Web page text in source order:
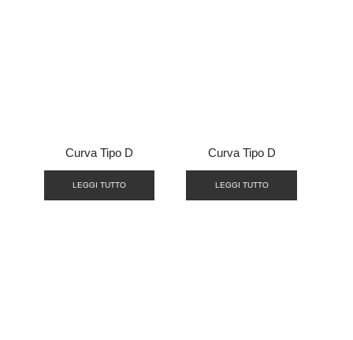
Curva Tipo D
LEGGI TUTTO
Curva Tipo D
LEGGI TUTTO